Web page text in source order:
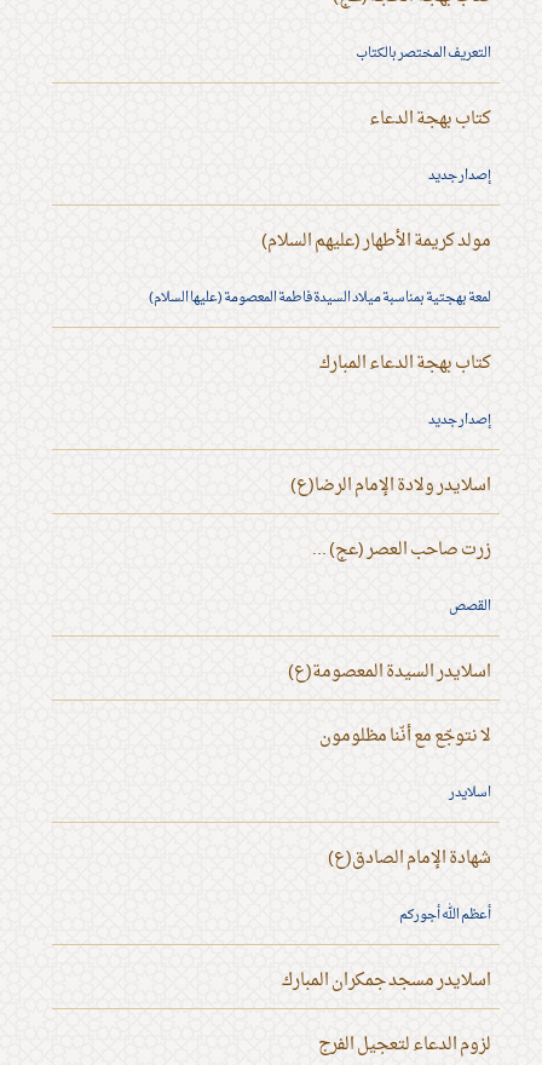
التعريف المختصر بالكتاب
كتاب بهجة الدعاء
إصدار جديد
مولد كريمة الأطهار (عليهم السلام)
لمعة بهجتية بمناسبة ميلاد السيدة فاطمة المعصومة (عليها السلام)
كتاب بهجة الدعاء المبارك
إصدار جديد
اسلايدر ولادة الإمام الرضا(ع)
زرت صاحب العصر (عج) ...
القصص
اسلايدر السيدة المعصومة(ع)
لا نتوجّع مع أنّنا مظلومون
اسلايدر
شهادة الإمام الصادق(ع)
أعظم الله أجوركم
اسلايدر مسجد جمكران المبارك
لزوم الدعاء لتعجيل الفرج